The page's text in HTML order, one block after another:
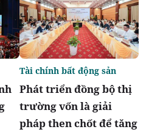
Phát triển đồng bộ thị
trường vốn là giải
pháp then chốt để tăng
Tài chính bất động sản